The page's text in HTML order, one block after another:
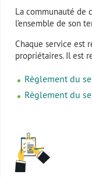
La communauté de
l’ensemble de son
Chaque service est
propriétaires. Il est
Règlement du
Règlement du